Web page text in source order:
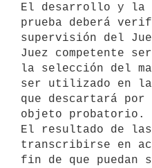
El desarrollo y la
prueba deberá
supervisión del
Juez competente
la selección del
ser utilizado en
que descartará
objeto probatorio.
El resultado de las
transcribirse en
fin de que puedan